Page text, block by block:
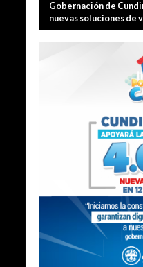
Gobernación de
nuevas soluciones de